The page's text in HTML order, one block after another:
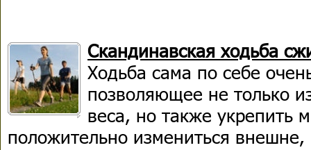
Скандинавская ходьба
Ходьба сама по себе
позволяющее не только
веса, но также укрепить
положительно измениться